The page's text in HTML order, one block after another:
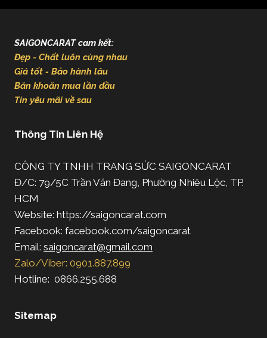
SAIGONCARAT cam kết:
Đẹp - Chất luôn cùng nhau
Giá tốt - Bảo hành lâu
Băn khoăn mua lần đầu
Tin yêu mãi về sau
Thông Tin Liên Hệ
CÔNG TY TNHH TRANG SỨC SAIGONCARAT
Đ/C: 79/5C Trần Văn Đang, Phường Nhiêu Lộc, TP.
HCM
Website: https://saigoncarat.com
Facebook: facebook.com/saigoncarat
Email: saigoncarat@gmail.com
Zalo/Viber: 0901.887.899
Hotline: 0866.255.688
Sitemap